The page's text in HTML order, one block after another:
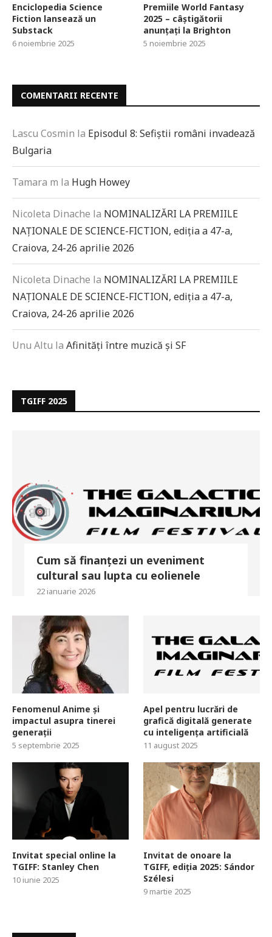
Enciclopedia Science
Fiction lansează un
Substack
6 noiembrie 2025
Premiile World Fantasy
2025 – câștigătorii
anunțați la Brighton
5 noiembrie 2025
COMENTARII RECENTE
Lascu Cosmin la Episodul 8: Sefiștii români invadează
Bulgaria
Tamara m la Hugh Howey
Nicoleta Dinache la NOMINALIZĂRI LA PREMIILE
NAȚIONALE DE SCIENCE-FICTION, ediția a 47-a,
Craiova, 24-26 aprilie 2026
Nicoleta Dinache la NOMINALIZĂRI LA PREMIILE
NAȚIONALE DE SCIENCE-FICTION, ediția a 47-a,
Craiova, 24-26 aprilie 2026
Unu Altu la Afinități între muzică și SF
TGIFF 2025
Cum să finanțezi un eveniment
cultural sau lupta cu eolienele
22 ianuarie 2026
Fenomenul Anime și
impactul asupra tinerei
generații
5 septembrie 2025
Apel pentru lucrări de
grafică digitală generate
cu inteligența artificială
11 august 2025
Invitat special online la
TGIFF: Stanley Chen
10 iunie 2025
Invitat de onoare la
TGIFF, ediția 2025: Sándor
Szélesi
9 martie 2025